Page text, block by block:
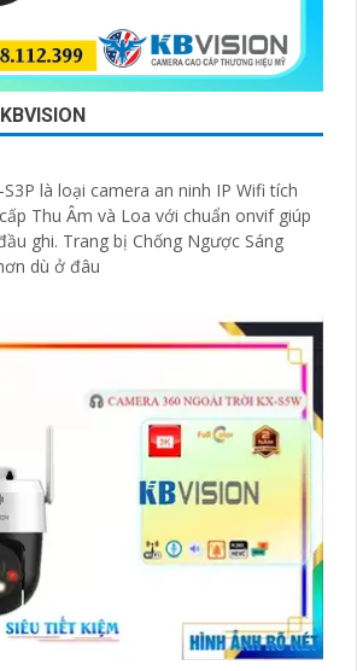
là loại camera an ninh IP Wifi tích
Thu Âm và Loa với chuẩn onvif giúp
Ngược Sáng
dù ở đâu